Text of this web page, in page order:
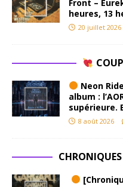
Front –
heures, 13
20 juillet 2026
Neon
album :
supérieure.
8 août 2026